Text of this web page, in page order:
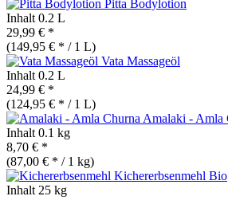
Pitta Bodylotion
Inhalt 0.2 L
29,99 € *
(149,95 € * / 1 L)
Vata Massageöl
Inhalt 0.2 L
24,99 € *
(124,95 € * / 1 L)
Amalaki - Amla
Inhalt 0.1 kg
8,70 € *
(87,00 € * / 1 kg)
Kichererbsenmehl Bio
Inhalt 25 kg